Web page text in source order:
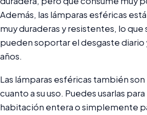
Además, las lámparas esféricas
muy duraderas y resistentes, lo que
pueden soportar el desgaste diario
años.
Las lámparas esféricas también
cuanto a su uso. Puedes usarlas
habitación entera o simplemente